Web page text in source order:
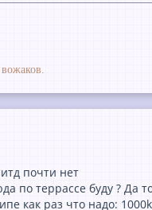
почти нет
по террассе буду ?
как раз что надо: